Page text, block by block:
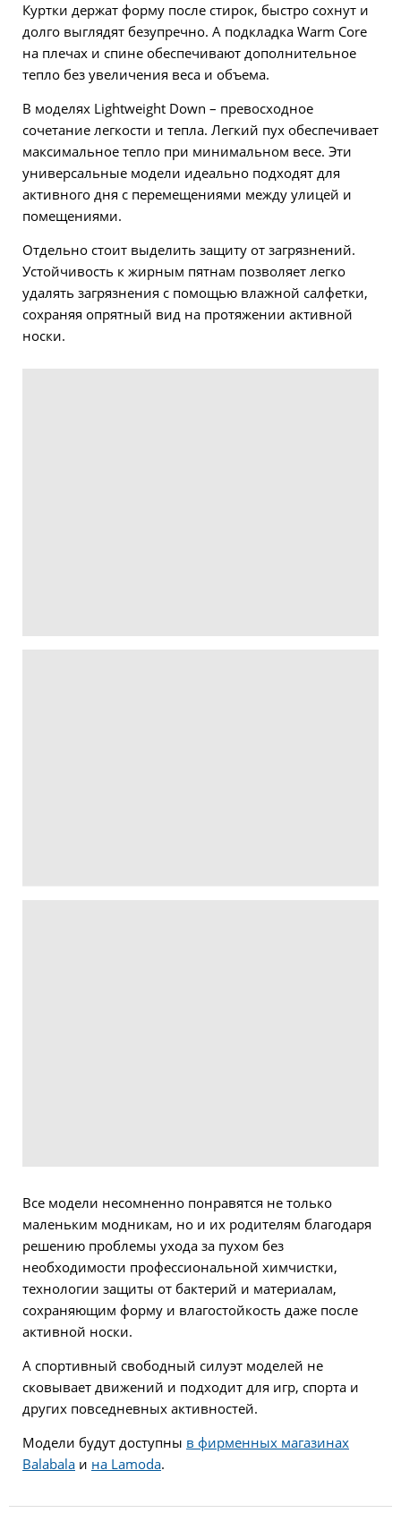
Куртки держат форму после стирок, быстро сохнут и
долго выглядят безупречно. А подкладка Warm Core
на плечах и спине обеспечивают дополнительное
тепло без увеличения веса и объема.
В моделях Lightweight Down – превосходное
сочетание легкости и тепла. Легкий пух обеспечивает
максимальное тепло при минимальном весе. Эти
универсальные модели идеально подходят для
активного дня с перемещениями между улицей и
помещениями.
Отдельно стоит выделить защиту от загрязнений.
Устойчивость к жирным пятнам позволяет легко
удалять загрязнения с помощью влажной салфетки,
сохраняя опрятный вид на протяжении активной
носки.
Все модели несомненно понравятся не только
маленьким модникам, но и их родителям благодаря
решению проблемы ухода за пухом без
необходимости профессиональной химчистки,
технологии защиты от бактерий и материалам,
сохраняющим форму и влагостойкость даже после
активной носки.
А спортивный свободный силуэт моделей не
сковывает движений и подходит для игр, спорта и
других повседневных активностей.
Модели будут доступны в фирменных магазинах
Balabala и на Lamoda.